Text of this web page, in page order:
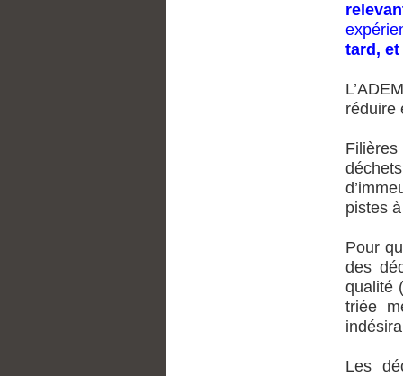
tard,
réduire
pistes
Pour
des
qualité
triée
Les